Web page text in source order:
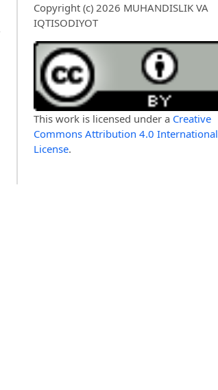
Copyright (c) 2026 MUHANDISLIK VA
IQTISODIYOT
This work is licensed under a Creative
Commons Attribution 4.0 International
License.